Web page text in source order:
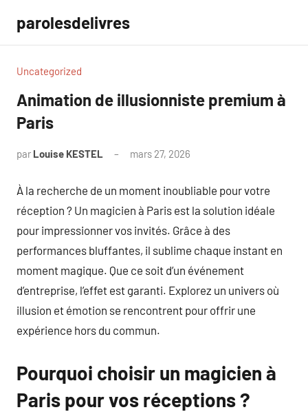
contenu
parolesdelivres
Uncategorized
Animation de illusionniste premium à
Paris
par Louise KESTEL mars 27, 2026
À la recherche de un moment inoubliable pour votre
réception ? Un magicien à Paris est la solution idéale
pour impressionner vos invités. Grâce à des
performances bluffantes, il sublime chaque instant en
moment magique. Que ce soit d’un événement
d’entreprise, l’effet est garanti. Explorez un univers où
illusion et émotion se rencontrent pour offrir une
expérience hors du commun.
Pourquoi choisir un magicien à
Paris pour vos réceptions ?